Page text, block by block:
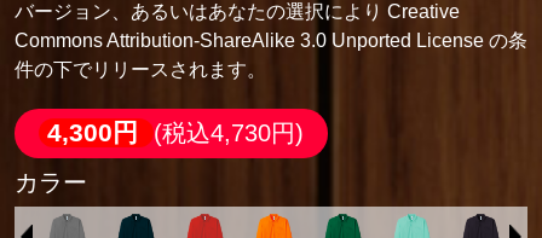
バージョン、あるいはあなたの選択により Creative
Commons Attribution-ShareAlike 3.0 Unported License の条
件の下でリリースされます。
4,300円
(税込4,730円)
カラー